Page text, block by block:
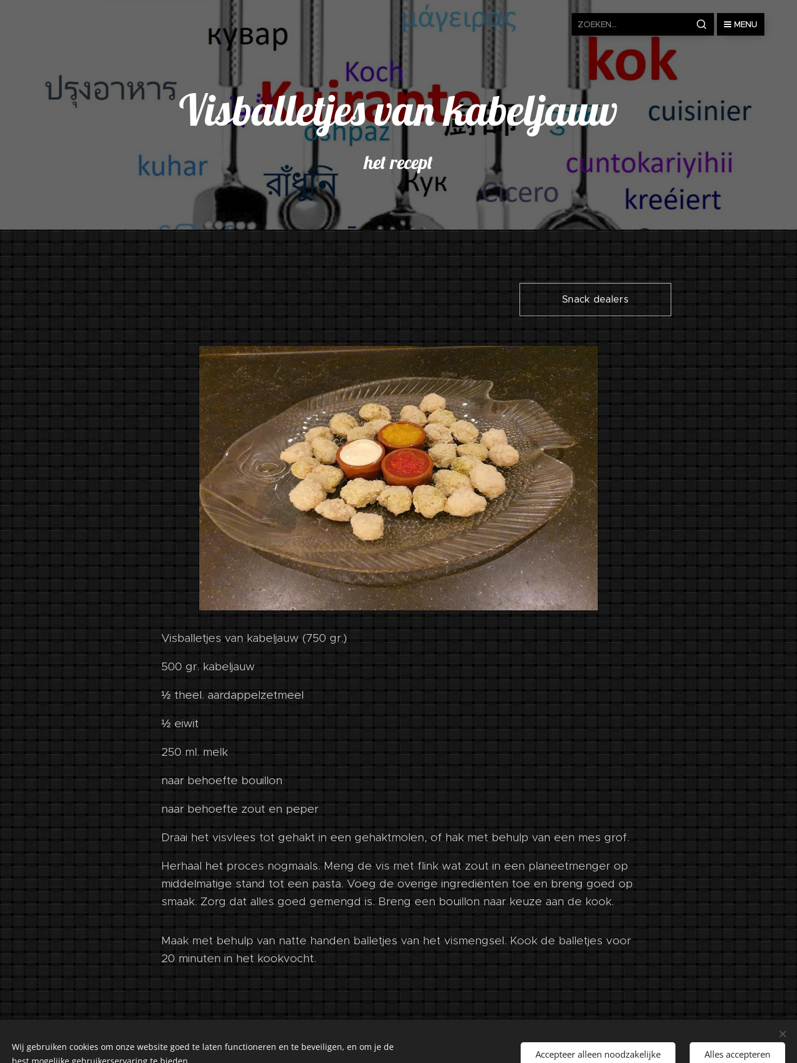
MENU
Visballetjes van kabeljauw
het recept
Snack dealers
Visballetjes van kabeljauw (750 gr.)
500 gr. kabeljauw
½ theel. aardappelzetmeel
½ eiwit
250 ml. melk
naar behoefte bouillon
naar behoefte zout en peper
Draai het visvlees tot gehakt in een gehaktmolen, of hak met behulp van een mes grof.
Herhaal het proces nogmaals. Meng de vis met flink wat zout in een planeetmenger op
middelmatige stand tot een pasta. Voeg de overige ingrediënten toe en breng goed op
smaak. Zorg dat alles goed gemengd is. Breng een bouillon naar keuze aan de kook.
Maak met behulp van natte handen balletjes van het vismengsel. Kook de balletjes voor
20 minuten in het kookvocht.
©2018-2026 Kuiranto Culinary Creations. Oosseldstraat 8, Doetinchem, 7004 DM. Alle rechten voorbehouden.
Wij gebruiken cookies om onze website goed te laten functioneren en te beveiligen, en om je de
Accepteer alleen noodzakelijke Alles accepteren